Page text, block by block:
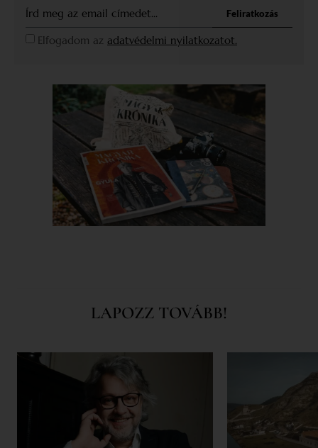
Elfogadom az adatvédelmi nyilatkozatot.
Feliratkozás
LAPOZZ TOVÁBB!